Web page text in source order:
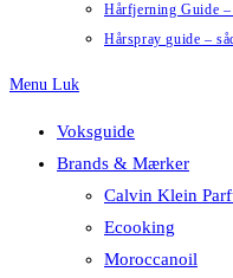
Hårfjerning Guide
Hårspray guide –
Menu Luk
Voksguide
Brands & Mærker
Calvin Klein
Ecooking
Moroccanoil